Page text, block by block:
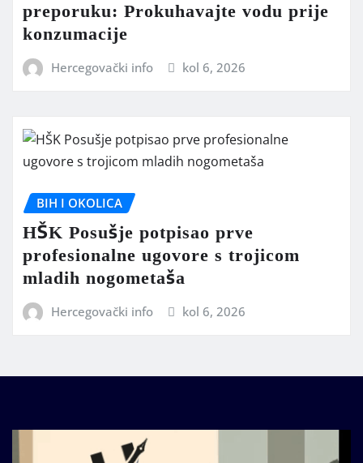
preporuku: Prokuhavajte vodu prije
konzumacije
Hercegovački info kol 6, 2026
BIH I OKOLICA
HŠK Posušje potpisao prve
profesionalne ugovore s trojicom
mladih nogometaša
Hercegovački info kol 6, 2026